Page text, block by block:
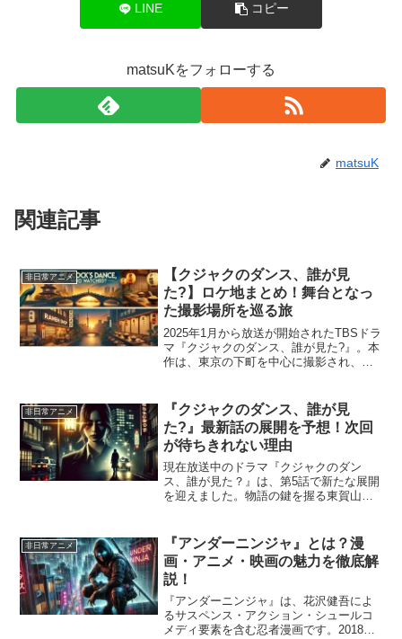
LINE コピー
matsuKをフォローする
matsuK
関連記事
非日常アニメ
【クジャクのダンス、誰が見
た?】ロケ地まとめ！舞台となっ
た撮影場所を巡る旅
2025年1月から放送が開始されたTBSドラ
マ『クジャクのダンス、誰が見た?』。本
作は、東京の下町を中心に撮影され、多
本記事では、ドラマの主要な舞台となっ
た撮影場所を詳...
非日常アニメ
『クジャクのダンス、誰が見
た?』最新話の展開を予想！次回
が待ちきれない理由
現在放送中のドラマ『クジャクのダン
ス、誰が見た？』は、第5話で新たな展開
を迎えました。物語の鍵を握る東賀山事
捜査が進展。さらに、ラーメン屋台の店
主・染田が亡くなるという...
非日常アニメ
『アンダーニンジャ』とは？漫
画・アニメ・映画の魅力を徹底解
説！
『アンダーニンジャ』は、花沢健吾によ
るサスペンス・アクション・シュールコ
メディ要素を含む忍者漫画です。2018年